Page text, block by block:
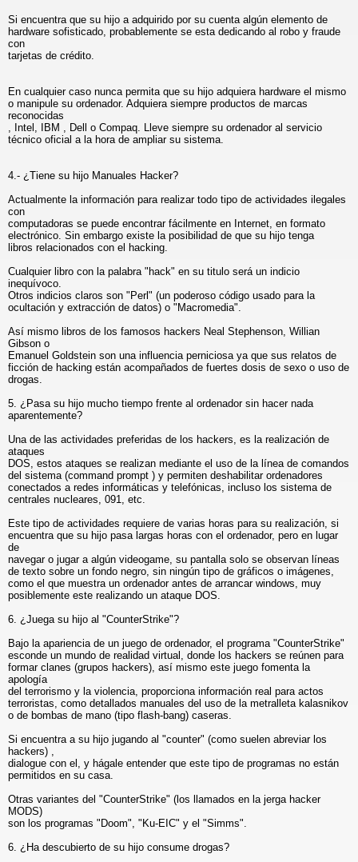
Si encuentra que su hijo a adquirido por su cuenta algún elemento de
hardware sofisticado, probablemente se esta dedicando al robo y fraude
con
tarjetas de crédito.
En cualquier caso nunca permita que su hijo adquiera hardware el mismo
o manipule su ordenador. Adquiera siempre productos de marcas
reconocidas
, Intel, IBM , Dell o Compaq. Lleve siempre su ordenador al servicio
técnico oficial a la hora de ampliar su sistema.
4.- ¿Tiene su hijo Manuales Hacker?
Actualmente la información para realizar todo tipo de actividades ilegales
con
computadoras se puede encontrar fácilmente en Internet, en formato
electrónico. Sin embargo existe la posibilidad de que su hijo tenga
libros relacionados con el hacking.
Cualquier libro con la palabra "hack" en su titulo será un indicio
inequívoco.
Otros indicios claros son "Perl" (un poderoso código usado para la
ocultación y extracción de datos) o "Macromedia".
Así mismo libros de los famosos hackers Neal Stephenson, Willian
Gibson o
Emanuel Goldstein son una influencia perniciosa ya que sus relatos de
ficción de hacking están acompañados de fuertes dosis de sexo o uso de
drogas.
5. ¿Pasa su hijo mucho tiempo frente al ordenador sin hacer nada
aparentemente?
Una de las actividades preferidas de los hackers, es la realización de
ataques
DOS, estos ataques se realizan mediante el uso de la línea de comandos
del sistema (command prompt ) y permiten deshabilitar ordenadores
conectados a redes informáticas y telefónicas, incluso los sistema de
centrales nucleares, 091, etc.
Este tipo de actividades requiere de varias horas para su realización, si
encuentra que su hijo pasa largas horas con el ordenador, pero en lugar
de
navegar o jugar a algún videogame, su pantalla solo se observan líneas
de texto sobre un fondo negro, sin ningún tipo de gráficos o imágenes,
como el que muestra un ordenador antes de arrancar windows, muy
posiblemente este realizando un ataque DOS.
6. ¿Juega su hijo al "CounterStrike"?
Bajo la apariencia de un juego de ordenador, el programa "CounterStrike"
esconde un mundo de realidad virtual, donde los hackers se reúnen para
formar clanes (grupos hackers), así mismo este juego fomenta la
apología
del terrorismo y la violencia, proporciona información real para actos
terroristas, como detallados manuales del uso de la metralleta kalasnikov
o de bombas de mano (tipo flash-bang) caseras.
Si encuentra a su hijo jugando al "counter" (como suelen abreviar los
hackers) ,
dialogue con el, y hágale entender que este tipo de programas no están
permitidos en su casa.
Otras variantes del "CounterStrike" (los llamados en la jerga hacker
MODS)
son los programas "Doom", "Ku-EIC" y el "Simms".
6. ¿Ha descubierto de su hijo consume drogas?